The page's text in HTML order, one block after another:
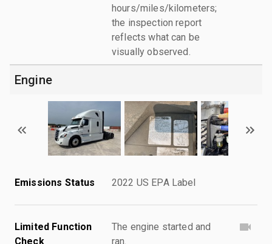
hours/miles/kilometers;
the inspection report
reflects what can be
visually observed.
Engine
Emissions Status 2022 US EPA Label
Limited Function
Check
The engine started and
ran.